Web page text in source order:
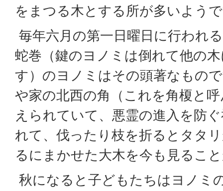
をまつる木とする所が多いよう
毎年六月の第一日曜日に行われ
蛇巻（鍵のヨノミは倒れて他の
す）のヨノミはその頭著なもの
や家の北西の角（これを角榎と
えられていて、悪霊の進入を防
れて、伐ったり枝を折るとタタ
るにまかせた大木を今も見るこ
秋になると子どもたちはヨノミ